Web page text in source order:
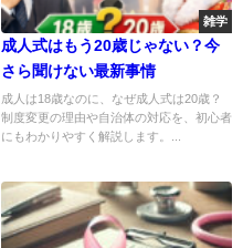
雑学
成人式はもう20歳じゃない？今
さら聞けない最新事情
成人は18歳なのに、なぜ成人式は20歳？
制度変更の理由や自治体の対応を、初心者
にもわかりやすく解説します。...